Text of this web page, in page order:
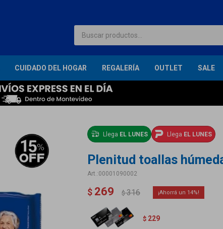
CUIDADO DEL HOGAR REGALERÍA OUTLET SALE
Llega EL LUNES Llega EL LUNES
Plenitud toallas
00001090002
$ 269 $ 316 14
$ 229